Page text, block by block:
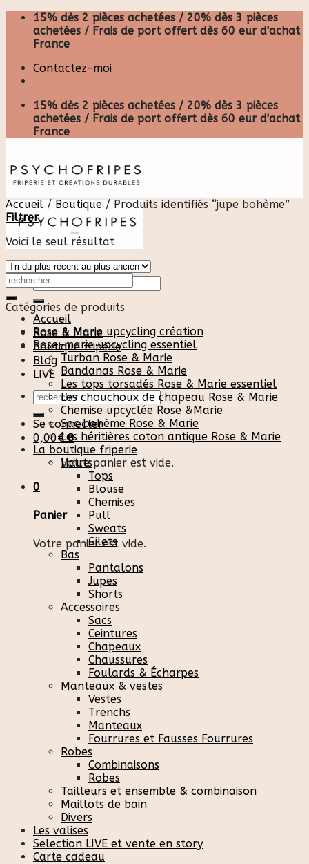
Skip
content
15% dès 2 pièces achetées / 20% dès 3 pièces
achetées / Frais de port offert dès 60 eur d'achat
France
Contactez-moi
15% dès 2 pièces achetées / 20% dès 3 pièces
achetées / Frais de port offert dès 60 eur d'achat
France
Recherche
pour :
Accueil
Rose & Marie
Boutique friperie
Blog
LIVE
Recherche
pour :
Se connecter
0,00€ 0
Votre panier est vide.
0
Panier
Votre panier est vide.
Accueil / Boutique /Produits identifiés “jupe bohème”
Filtrer
Voici le seul résultat
Catégories de produits
Rose & Marie upcycling création
Rose-marie upcycling essentiel
Turban Rose & Marie
Bandanas Rose & Marie
Les tops torsadés Rose & Marie essentiel
Les chouchoux de chapeau Rose & Marie
Chemise upcyclée Rose &Marie
Sac bohème Rose & Marie
Les héritières coton antique Rose & Marie
La boutique friperie
Hauts
Tops
Blouse
Chemises
Pull
Sweats
Gilets
Bas
Pantalons
Jupes
Shorts
Accessoires
Sacs
Ceintures
Chapeaux
Chaussures
Foulards & Écharpes
Manteaux & vestes
Vestes
Trenchs
Manteaux
Fourrures et Fausses Fourrures
Robes
Combinaisons
Robes
Tailleurs et ensemble & combinaison
Maillots de bain
Divers
Les valises
Selection LIVE et vente en story
Carte cadeau